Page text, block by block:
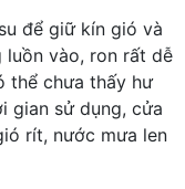
để giữ kín gió và
luồn vào, ron rất dễ
thể chưa thấy hư
gian sử dụng, cửa
rít, nước mưa len